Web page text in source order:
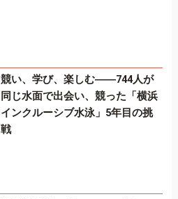
競い、学び、楽しむ――744人が
同じ水面で出会い、競った「横浜
インクルーシブ水泳」5年目の挑
戦